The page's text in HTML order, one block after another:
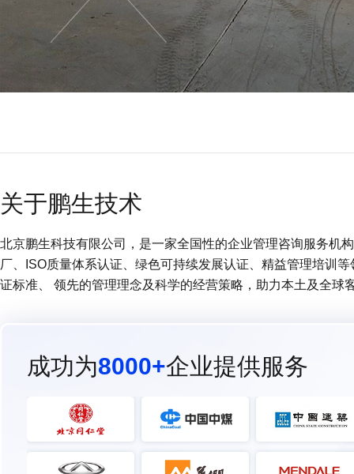
关于鹏生技术
北京鹏生科技有限公司，是一家全国性的企业管理咨询服务机
厂、ISO质量体系认证、绿色可持续发展认证、精益管理培训
证标准、 领先的管理理念及科学的经营策略，助力本土及全球
成功为8000+企业提供服务